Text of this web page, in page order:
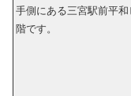
手側にある三宮駅前平和
階です。